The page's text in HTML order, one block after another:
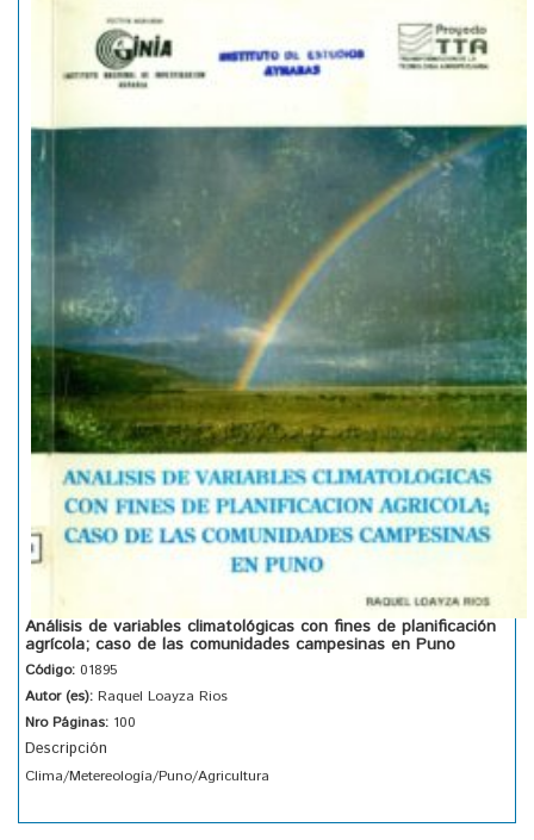
Análisis de variables climatológicas con fines de planificación
agrícola; caso de las comunidades campesinas en Puno
Código: 01895
Autor (es): Raquel Loayza Rios
Nro Páginas: 100
Descripción
Clima/Metereología/Puno/Agricultura